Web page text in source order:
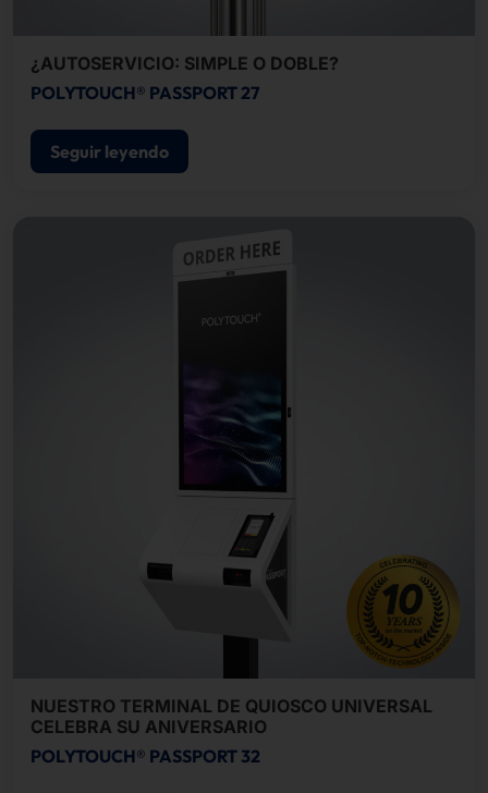
¿AUTOSERVICIO: SIMPLE O DOBLE?
POLYTOUCH® PASSPORT 27
Seguir leyendo
NUESTRO TERMINAL DE QUIOSCO UNIVERSAL
CELEBRA SU ANIVERSARIO
POLYTOUCH® PASSPORT 32